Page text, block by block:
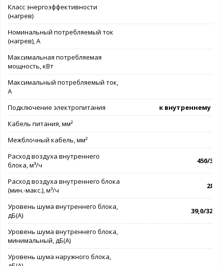
Класс энергоэффективности
(нагрев)
Номинальный потребляемый ток
(нагрев), А
Максимальная потребляемая
мощность, кВт
Максимальный потребляемый ток,
А
Подключение электропитания
к внутреннему
Кабель питания, мм²
Межблочный кабель, мм²
Расход воздуха внутреннего
блока, м³/ч
450/
Расход воздуха внутреннего блока
(мин.-макс.), м³/ч
280
Уровень шума внутреннего блока,
дБ(А)
39,0/
Уровень шума внутреннего блока,
минимальный, дБ(А)
Уровень шума наружного блока,